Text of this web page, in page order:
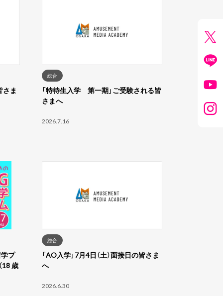
さま
総合
「特待生入学 第一期」ご受験される皆
さまへ
2026.7.16
プ
18 歳
総合
「AO入学」7月4日（土）面接日の皆さま
へ
2026.6.30